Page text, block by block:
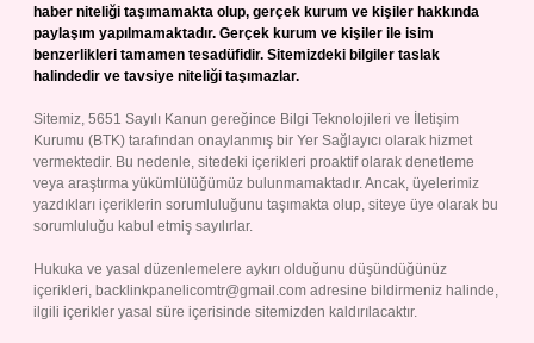
haber niteliği taşımamakta olup, gerçek kurum ve kişiler hakkında
paylaşım yapılmamaktadır. Gerçek kurum ve kişiler ile isim
benzerlikleri tamamen tesadüfidir. Sitemizdeki bilgiler taslak
halindedir ve tavsiye niteliği taşımazlar.
Sitemiz, 5651 Sayılı Kanun gereğince Bilgi Teknolojileri ve İletişim
Kurumu (BTK) tarafından onaylanmış bir Yer Sağlayıcı olarak hizmet
vermektedir. Bu nedenle, sitedeki içerikleri proaktif olarak denetleme
veya araştırma yükümlülüğümüz bulunmamaktadır. Ancak, üyelerimiz
yazdıkları içeriklerin sorumluluğunu taşımakta olup, siteye üye olarak bu
sorumluluğu kabul etmiş sayılırlar.
Hukuka ve yasal düzenlemelere aykırı olduğunu düşündüğünüz
içerikleri, backlinkpanelicomtr@gmail.com adresine bildirmeniz halinde,
ilgili içerikler yasal süre içerisinde sitemizden kaldırılacaktır.